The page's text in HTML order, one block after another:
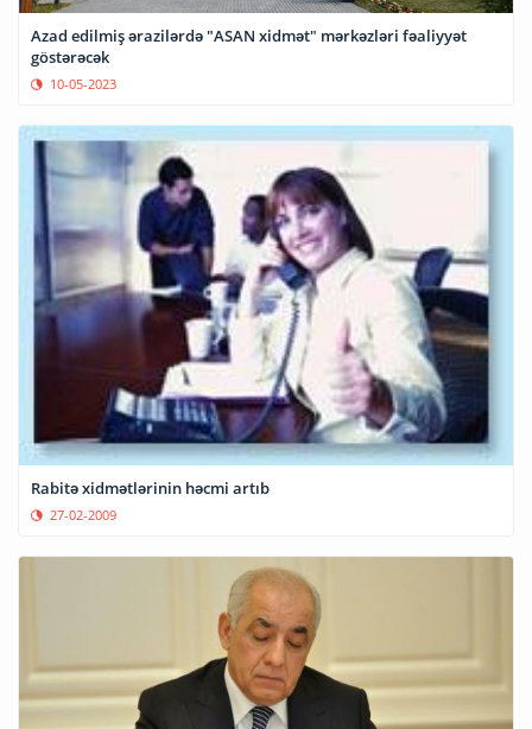
Azad edilmiş ərazilərdə "ASAN xidmət" mərkəzləri fəaliyyət
göstərəcək
10-05-2023
Rabitə xidmətlərinin həcmi artıb
27-02-2009